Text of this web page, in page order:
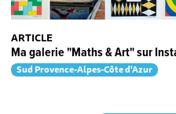
ARTICLE
Ma galerie "Maths & Art" sur
Sud Provence-Alpes-Côte d'Azur